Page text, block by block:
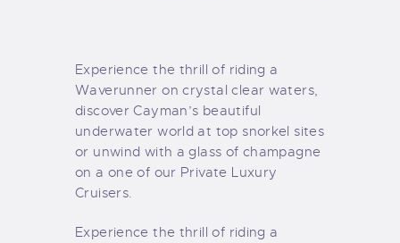
PEDIDOS
Experience the thrill of riding a
Waverunner on crystal clear waters,
discover Cayman’s beautiful
underwater world at top snorkel sites
or unwind with a glass of champagne
on a one of our Private Luxury
Cruisers.
Experience the thrill of riding a